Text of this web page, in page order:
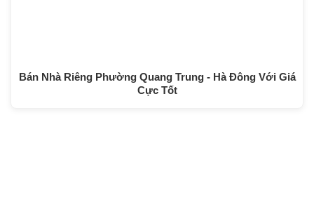
Bán Nhà Riêng Phường Quang Trung - Hà Đông Với Giá
Cực Tốt